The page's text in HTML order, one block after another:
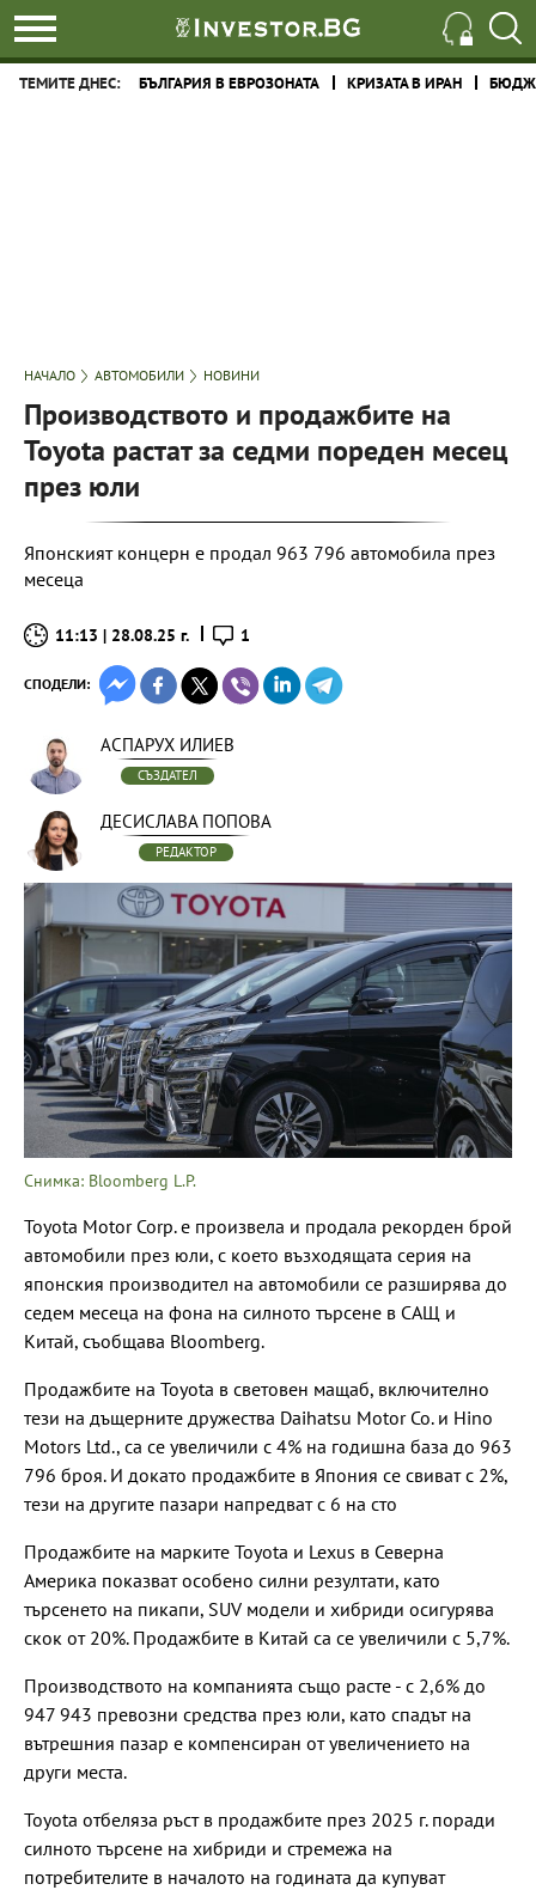
ТЕМИТЕ ДНЕС: БЪЛГАРИЯ В ЕВРОЗОНАТА КРИЗАТА В ИРАН
НАЧАЛО АВТОМОБИЛИ НОВИНИ
Производството и продажбите на
Toyota растат за седми пореден месец
през юли
Японският концерн е продал 963 796 автомобила през
месеца
11:13 | 28.08.25 г. 1
СПОДЕЛИ:
АСПАРУХ ИЛИЕВ
СЪЗДАТЕЛ
ДЕСИСЛАВА ПОПОВА
РЕДАКТОР
Снимка: Bloomberg L.P.
Toyota Motor Corp. e произвела и продала рекорден брой
автомобили през юли, с което възходящата серия на
японския производител на автомобили се разширява до
седем месеца на фона на силното търсене в САЩ и
Китай, съобщава Bloomberg.
Продажбите на Toyota в световен мащаб, включително
тези на дъщерните дружества Daihatsu Motor Co. и Hino
Motors Ltd., са се увеличили с 4% на годишна база до 963
796 броя. И докато продажбите в Япония се свиват с 2%,
тези на другите пазари напредват с 6 на сто
Продажбите на марките Toyota и Lexus в Северна
Америка показват особено силни резултати, като
търсенето на пикапи, SUV модели и хибриди осигурява
скок от 20%. Продажбите в Китай са се увеличили с 5,7%.
Производството на компанията също расте - с 2,6% до
947 943 превозни средства през юли, като спадът на
вътрешния пазар е компенсиран от увеличението на
други места.
Toyota отбеляза ръст в продажбите през 2025 г. поради
силното търсене на хибриди и стремежа на
потребителите в началото на годината да купуват